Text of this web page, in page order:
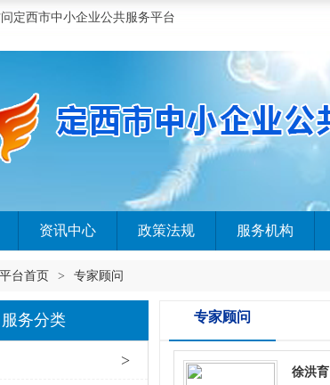
定西市中小企业公共服务平台
资讯中心 政策法规 服务机构
平台首页 > 专家顾问
服务分类
>
专家顾问
徐洪育